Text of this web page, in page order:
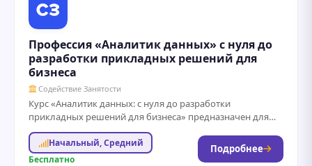
Профессия «Аналитик данных» с нуля до
разработки прикладных решений для
бизнеса
Содействие Занятости
Курс «Аналитик данных: с нуля до разработки
прикладных решений для бизнеса» предназначен для
тех, кто хочет освоить современные методы анализа...
Начальный, Средний
Бесплатно
Подробнее